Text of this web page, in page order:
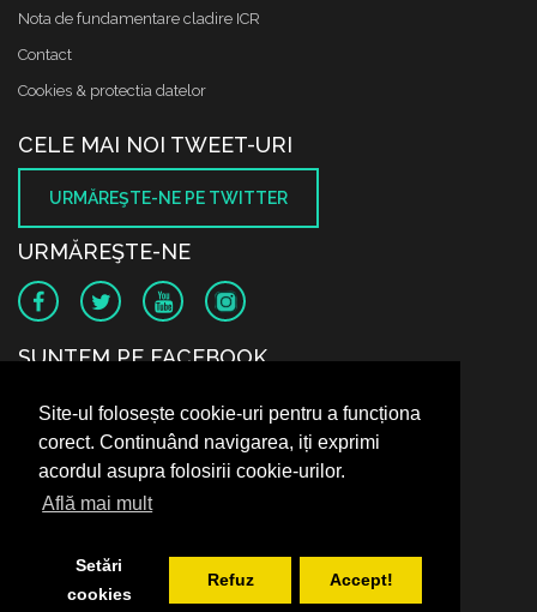
Site-ul folosește cookie-uri pentru a funcționa
corect. Continuând navigarea, iți exprimi
acordul asupra folosirii cookie-urilor.
Află mai mult
Setări
cookies
Refuz Accept!
Nota de fundamentare cladire ICR
Contact
Cookies & protectia datelor
CELE MAI NOI TWEET-URI
URMĂREŞTE-NE PE TWITTER
URMĂREŞTE-NE
SUNTEM PE FACEBOOK